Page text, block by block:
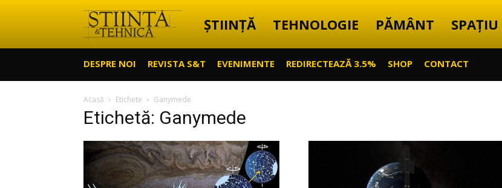
Știință
Tehnică
ȘTIINȚĂ TEHNOLOGIE PĂMÂNT SPAȚIU
DESPRE NOI REVISTA S&T EVENIMENTE REDIRECTEAZĂ 3.5% SHOP CONTACT
Acasă Etichete Ganymede
Etichetă: Ganymede